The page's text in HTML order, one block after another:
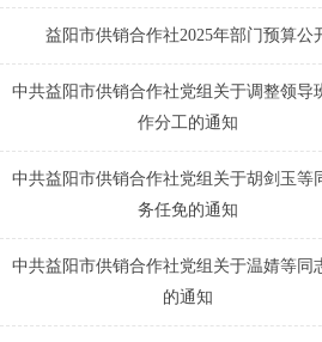
益阳市供销合作社2025年部门预算公
中共益阳市供销合作社党组关于调整领导
作分工的通知
中共益阳市供销合作社党组关于胡剑玉等
务任免的通知
中共益阳市供销合作社党组关于温婧等同
的通知